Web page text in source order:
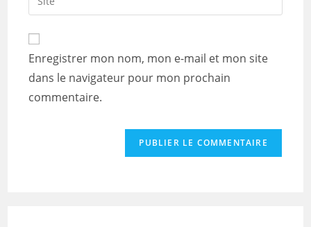
comment
address
l’URL
votre
site
(facultatif)
Enregistrer mon nom, mon e-mail et mon site
dans le navigateur pour mon prochain
commentaire.